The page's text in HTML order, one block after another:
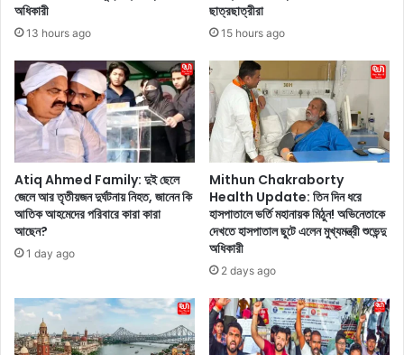
ক
বি
ল
নি
য়ে
ই
তি
ম
ধ্যে
ই
চ
টে
ছে
ক
ও
চু
হ
বে
ম
সৃ
ণ
-
চ
ক
চ
কে
!
৫
উ
অধিকারী
13 hours ago
ছাত্রছাত্রীরা
15 hours ago
Atiq Ahmed Family: দুই ছেলে
জেলে আর তৃতীয়জন দুর্ঘটনায় নিহত, জানেন কি
আতিক আহমেদের পরিবারে কারা কারা
আছেন?
1 day ago
Mithun Chakraborty
Health Update: তিন দিন ধরে
হাসপাতালে ভর্তি মহানায়ক মিঠুন! অভিনেতাকে
দেখতে হাসপাতাল ছুটে এলেন মুখ্যমন্ত্রী শুভেন্দু
অধিকারী
2 days ago